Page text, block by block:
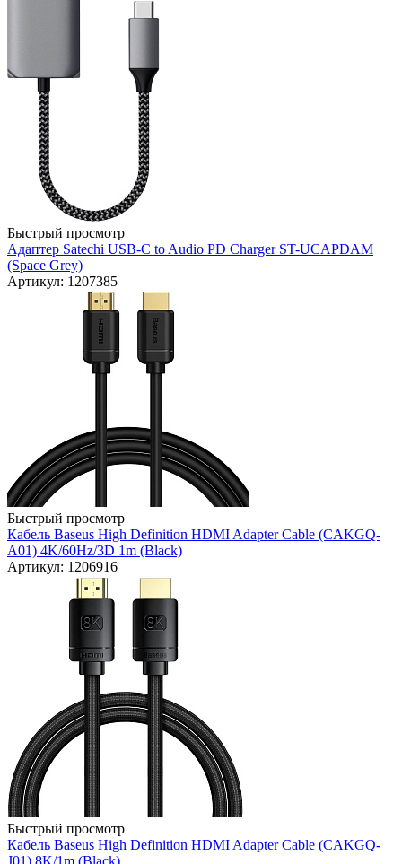
Быстрый просмотр
Адаптер Satechi USB-C to Audio PD Charger ST-UCAPDAM
(Space Grey)
Артикул: 1207385
Быстрый просмотр
Кабель Baseus High Definition HDMI Adapter Cable (CAKGQ-
A01) 4K/60Hz/3D 1m (Black)
Артикул: 1206916
Быстрый просмотр
Кабель Baseus High Definition HDMI Adapter Cable (CAKGQ-